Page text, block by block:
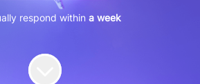
respond within a week